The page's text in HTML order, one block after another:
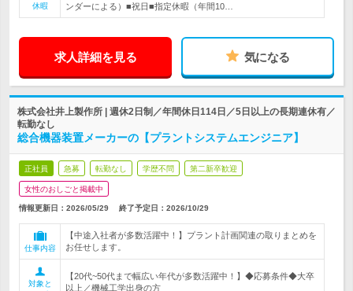
休暇
ンダーによる）■祝日■指定休暇（年間10…
求人詳細を見る 気になる
株式会社井上製作所 | 週休2日制／年間休日114日／5日以上の長期連休有／
転勤なし
総合機器装置メーカーの【プラントシステムエンジニア】
正社員 急募 転勤なし 学歴不問 第二新卒歓迎
女性のおしごと掲載中
情報更新日：2026/05/29 終了予定日： 2026/10/29
仕事内容
【中途入社者が多数活躍中！】プラント計画関連の取りまとめを
お任せします。
対象と
【20代~50代まで幅広い年代が多数活躍中！】◆応募条件◆大卒
以上／機械工学出身の方